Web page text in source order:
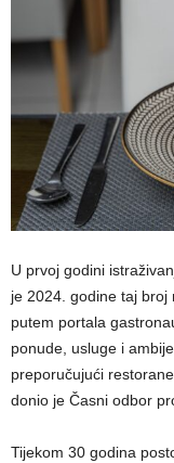
U prvoj godini
je 2024. godine taj
putem portala
ponude, usluge i
preporučujući
donio je Časni odbor
Tijekom 30 godina